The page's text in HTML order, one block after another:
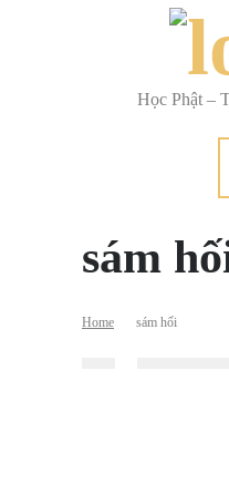
Học Phật –
sám
Home sám hối